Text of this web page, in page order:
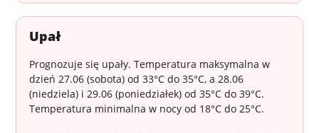
Upał
Prognozuje się upały. Temperatura maksymalna w
dzień 27.06 (sobota) od 33°C do 35°C, a 28.06
(niedziela) i 29.06 (poniedziałek) od 35°C do 39°C.
Temperatura minimalna w nocy od 18°C do 25°C.